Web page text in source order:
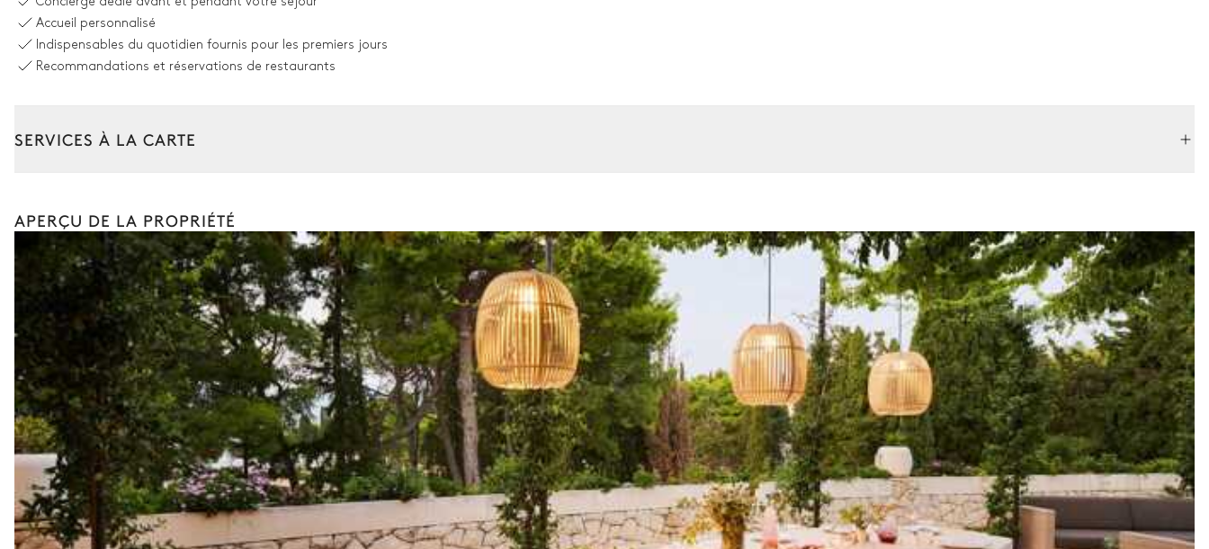
Piscine
Piscine
Table de massage
Terrasse
Jacuzzi
Accueil personnalisé
Indispensables du quotidien fournis pour les premiers jours
Recommandations et réservations de restaurants
SERVICES À LA CARTE
Courses livrées avant l'arrivée
Location de voiture
Chef à domicile
Personnel de maison supplémentaire
Bien-être à domicile
Babysitter
Location de vélo
Location de bateau
Sports nautiques
Visites guidées et excursions
APERÇU DE LA PROPRIÉTÉ